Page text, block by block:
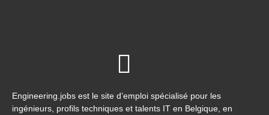
Engineering.jobs est le site d’emploi spécialisé pour les
ingénieurs, profils techniques et talents IT en Belgique, en